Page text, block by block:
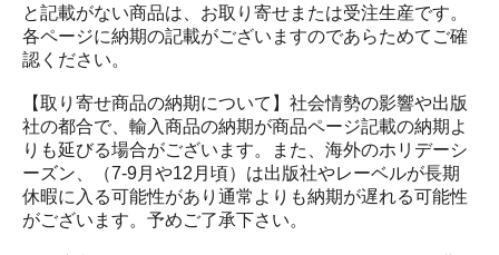
と記載がない商品は、お取り寄せまたは受注生産です。
各ページに納期の記載がございますのであらためてご確
認ください。
【取り寄せ商品の納期について】社会情勢の影響や出版
社の都合で、輸入商品の納期が商品ページ記載の納期よ
りも延びる場合がございます。また、海外のホリデーシ
ーズン、（7-9月や12月頃）は出版社やレーベルが長期
休暇に入る可能性があり通常よりも納期が遅れる可能性
がございます。予めご了承下さい。